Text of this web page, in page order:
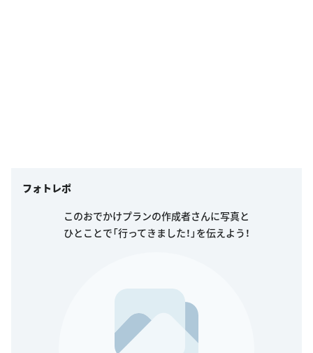
フォトレポ
このおでかけプランの作成者さんに写真と
ひとことで「行ってきました！」を伝えよう！